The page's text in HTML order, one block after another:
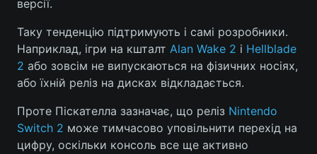
версії.
Таку тенденцію підтримують і самі розробники.
Наприклад, ігри на кшталт Alan Wake 2 і Hellblade
2 або зовсім не випускаються на фізичних носіях,
або їхній реліз на дисках відкладається.
Проте Піскателла зазначає, що реліз Nintendo
Switch 2 може тимчасово уповільнити перехід на
цифру, оскільки консоль все ще активно